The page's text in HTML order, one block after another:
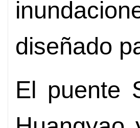
diseñado
El puente